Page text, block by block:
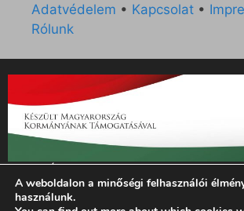
Adatvédelem • Kapcsolat •
Rólunk
„Az Új Ember katolikus hetilap 2014.
támogatását az EGYH-KCP-14-P-
szerződés keretében 3 000 000 Ft
A weboldalon a minőségi felhasználói
használunk.